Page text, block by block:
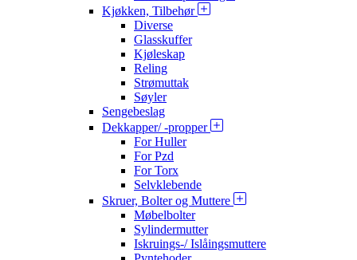
Kjøkken, Tilbehør
Diverse
Glasskuffer
Kjøleskap
Reling
Strømuttak
Søyler
Sengebeslag
Dekkapper/ -propper
For Huller
For Pzd
For Torx
Selvklebende
Skruer, Bolter og Muttere
Møbelbolter
Sylindermutter
Iskruings-/ Islåingsmuttere